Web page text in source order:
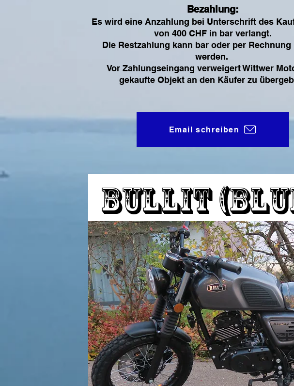
Bezahlung:
Es wird eine Anzahlung bei Unterschrift des
von 400 CHF in bar verlangt.
Die Restzahlung kann bar oder per Rechnung
werden.
Vor Zahlungseingang verweigert Wittwer
gekaufte Objekt an den Käufer zu
Email schreiben
Bullit